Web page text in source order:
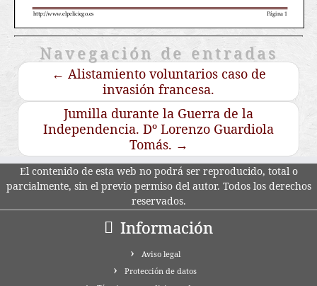
Navegación de entradas
← Alistamiento voluntarios caso de
invasión francesa.
Jumilla durante la Guerra de la
Independencia. Dº Lorenzo Guardiola
Tomás. →
El contenido de esta web no podrá ser reproducido, total o
parcialmente, sin el previo permiso del autor. Todos los derechos
reservados.
Información
Aviso legal
Protección de datos